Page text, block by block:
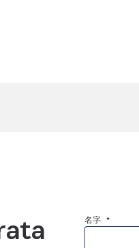
名字 *